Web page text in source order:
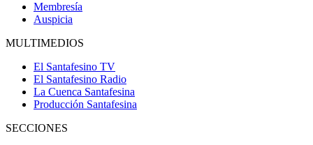
Membresía
Auspicia
MULTIMEDIOS
El Santafesino TV
El Santafesino Radio
La Cuenca Santafesina
Producción Santafesina
SECCIONES